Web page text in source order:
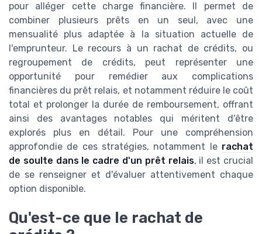
pour alléger cette charge financière. Il permet de
combiner plusieurs prêts en un seul, avec une
mensualité plus adaptée à la situation actuelle de
l'emprunteur. Le recours à un rachat de crédits, ou
regroupement de crédits, peut représenter une
opportunité pour remédier aux complications
financières du prêt relais, et notamment réduire le coût
total et prolonger la durée de remboursement, offrant
ainsi des avantages notables qui méritent d'être
explorés plus en détail. Pour une compréhension
approfondie de ces stratégies, notamment le rachat
de soulte dans le cadre d'un prêt relais, il est crucial
de se renseigner et d'évaluer attentivement chaque
option disponible.
Qu'est-ce que le rachat de